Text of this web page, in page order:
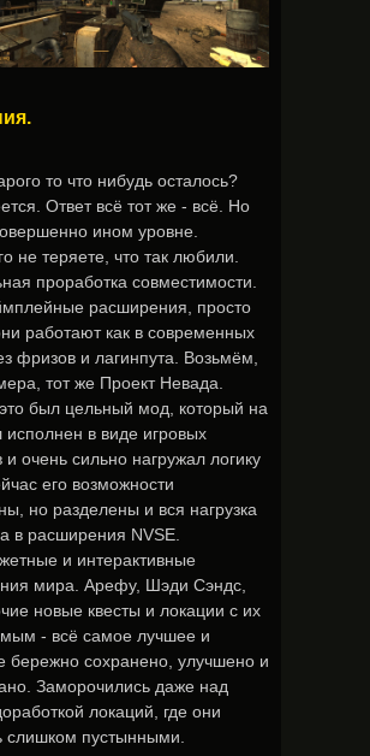
то что нибудь осталось?
Ответ всё тот же - всё. Но
ином уровне.
не теряете, что так любили.
проработка совместимости.
расширения, просто
работают как в современных
фризов и лагинпута. Возьмём,
тот же Проект Невада.
был цельный мод, который на
в виде игровых
и очень сильно нагружал логику
его возможности
но разделены и вся нагрузка
в расширения NVSE.
и интерактивные
мира. Арефу, Шэди Сэндс,
новые квесты и локации с их
- всё самое лучшее и
бережно сохранено, улучшено и
Заморочились даже над
локаций, где они
слишком пустынными.